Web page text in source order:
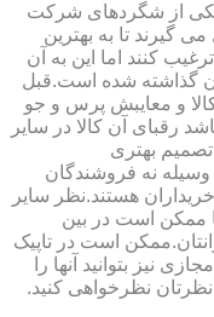
یکی از شگردهای شرکت
گیرند تا به بهترین
کنند اما این به آن
گذاشته شده است.قبل
کالا و معایبش پرس و جو
رقبای آن کالا در سایر
تصمیم بهتری
وسیله نه فروشندگان
هستند.نظر سایر
ممکن است در بین
است در تاپیک
نیز بتوانید آنها را
نظرخواهی کنید.